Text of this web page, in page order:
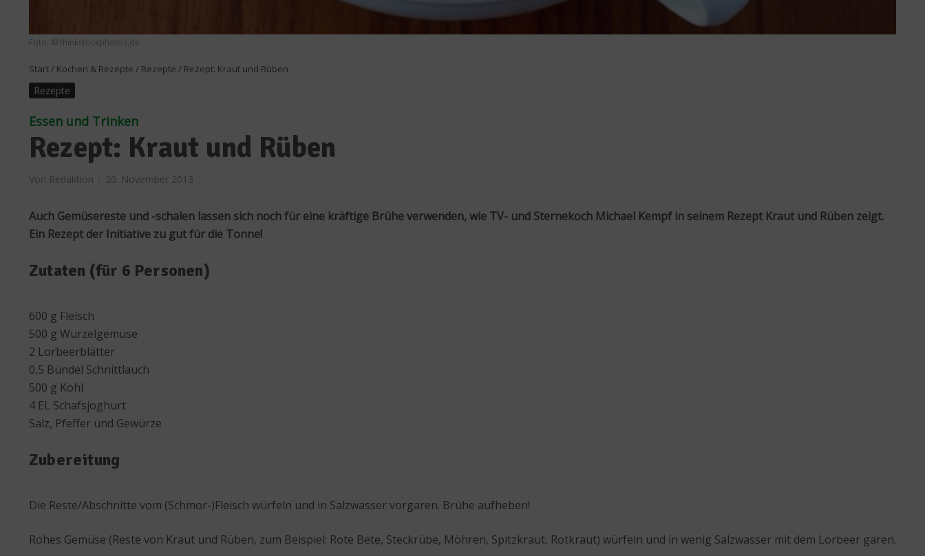
Foto: © thinkstockphotos.de
Start/ Kochen & Rezepte / Rezepte / Rezept: Kraut und Rüben
Rezepte
Essen und Trinken
Rezept: Kraut und Rüben
Von Redaktion 20. November 2013
Auch Gemüsereste und -schalen lassen sich noch für eine kräftige Brühe verwenden, wie TV- und Sternekoch Michael Kempf in seinem Rezept Kraut und Rüben zeigt.
Ein Rezept der Initiative zu gut für die Tonne!
Zutaten (für 6 Personen)
600 g Fleisch
500 g Wurzelgemüse
2 Lorbeerblätter
0,5 Bündel Schnittlauch
500 g Kohl
4 EL Schafsjoghurt
Salz, Pfeffer und Gewürze
Zubereitung
Die Reste/Abschnitte vom (Schmor-)Fleisch würfeln und in Salzwasser vorgaren. Brühe aufheben!
Rohes Gemüse (Reste von Kraut und Rüben, zum Beispiel: Rote Bete, Steckrübe, Möhren, Spitzkraut, Rotkraut) würfeln und in wenig Salzwasser mit dem Lorbeer garen.